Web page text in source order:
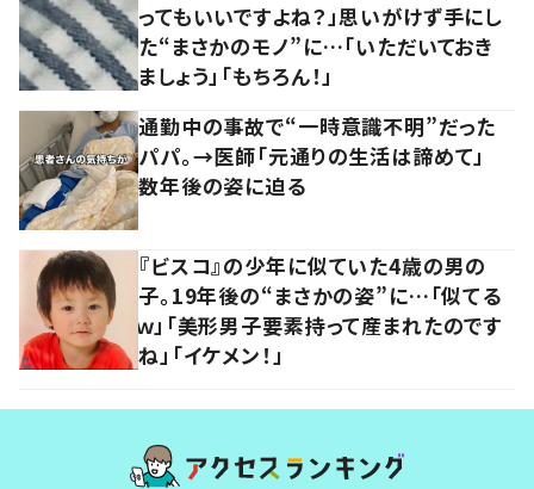
ってもいいですよね？」思いがけず手にし
た“まさかのモノ”に…「いただいておき
ましょう」「もちろん！」
通勤中の事故で“一時意識不明”だった
パパ。→医師「元通りの生活は諦めて」
数年後の姿に迫る
『ビスコ』の少年に似ていた4歳の男の
子。19年後の“まさかの姿”に…「似てる
ｗ」「美形男子要素持って産まれたのです
ね」「イケメン！」